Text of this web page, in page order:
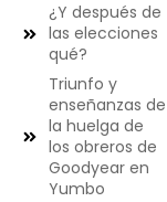
¿Y después de
las elecciones
qué?
Triunfo y
enseñanzas de
la huelga de
los obreros de
Goodyear en
Yumbo